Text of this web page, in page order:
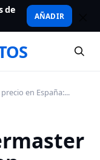
de
AÑADIR
en España:...